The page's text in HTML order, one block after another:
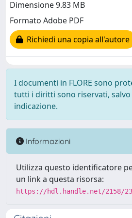
Dimensione 9.83 MB
Formato Adobe PDF
Richiedi una copia all'autore
I documenti in FLORE sono
tutti i diritti sono riservati, salvo
indicazione.
Informazioni
Utilizza questo identificatore
un link a questa risorsa:
https://hdl.handle.net/2158/